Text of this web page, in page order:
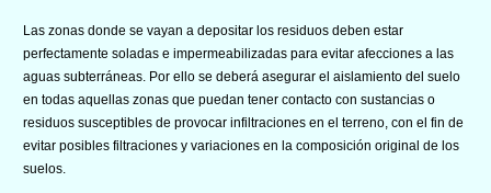
Las zonas donde se vayan a depositar los residuos deben estar
perfectamente soladas e impermeabilizadas para evitar afecciones a las
aguas subterráneas. Por ello se deberá asegurar el aislamiento del suelo
en todas aquellas zonas que puedan tener contacto con sustancias o
residuos susceptibles de provocar infiltraciones en el terreno, con el fin de
evitar posibles filtraciones y variaciones en la composición original de los
suelos.